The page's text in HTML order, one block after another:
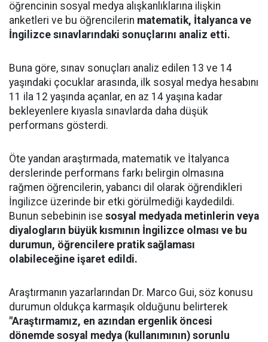
öğrencinin sosyal medya alışkanlıklarına ilişkin
anketleri ve bu öğrencilerin matematik, İtalyanca ve
İngilizce sınavlarındaki sonuçlarını analiz etti.
Buna göre, sınav sonuçları analiz edilen 13 ve 14
yaşındaki çocuklar arasında, ilk sosyal medya hesabını
11 ila 12 yaşında açanlar, en az 14 yaşına kadar
bekleyenlere kıyasla sınavlarda daha düşük
performans gösterdi.
Öte yandan araştırmada, matematik ve İtalyanca
derslerinde performans farkı belirgin olmasına
rağmen öğrencilerin, yabancı dil olarak öğrendikleri
İngilizce üzerinde bir etki görülmediği kaydedildi.
Bunun sebebinin ise sosyal medyada metinlerin veya
diyalogların büyük kısmının İngilizce olması ve bu
durumun, öğrencilere pratik sağlaması
olabileceğine işaret edildi.
Araştırmanın yazarlarından Dr. Marco Gui, söz konusu
durumun oldukça karmaşık olduğunu belirterek
"Araştırmamız, en azından ergenlik öncesi
dönemde sosyal medya (kullanımının) sorunlu